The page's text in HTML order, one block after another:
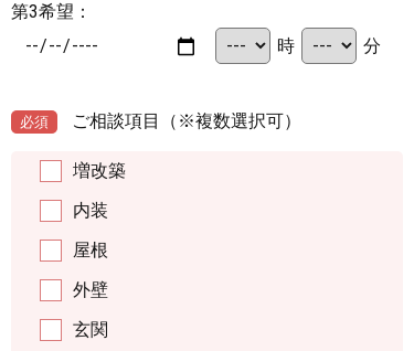
第3希望：
時
分
必須 ご相談項目 （※複数選択可）
増改築
内装
屋根
外壁
玄関